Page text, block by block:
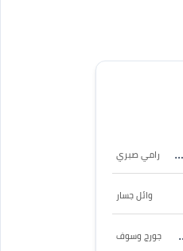
رامي صبري
وائل جسار
جورج وسوف